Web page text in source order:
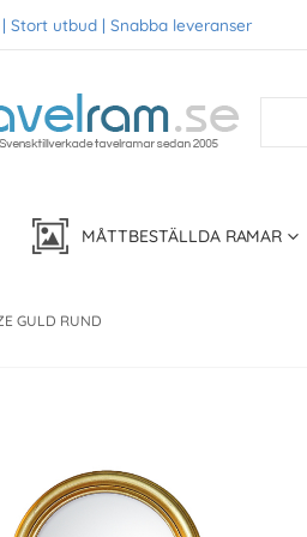
Stort utbud | Snabba leveranser
MÅTTBESTÄLLDA RAMAR
GULD RUND